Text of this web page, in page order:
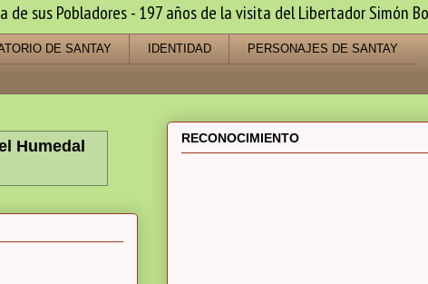
de sus Pobladores - 197 años de la visita del Libertador Simón
DE SANTAY IDENTIDAD PERSONAJES DE SANTAY
Humedal
RECONOCIMIENTO